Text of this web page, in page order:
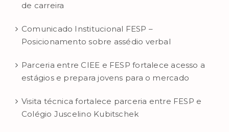
de carreira
Comunicado Institucional FESP –
Posicionamento sobre assédio verbal
Parceria entre CIEE e FESP fortalece acesso a
estágios e prepara jovens para o mercado
Visita técnica fortalece parceria entre FESP e
Colégio Juscelino Kubitschek